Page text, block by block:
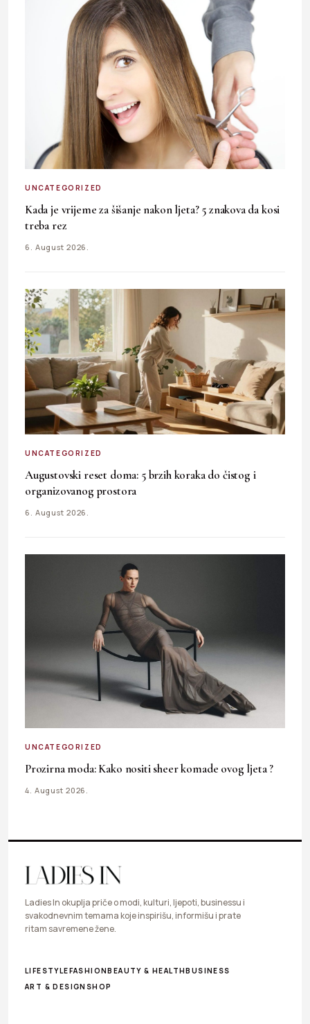
UNCATEGORIZED
Kada je vrijeme za šišanje nakon ljeta? 5 znakova da kosi
treba rez
6. August 2026.
UNCATEGORIZED
Augustovski reset doma: 5 brzih koraka do čistog i
organizovanog prostora
6. August 2026.
UNCATEGORIZED
Prozirna moda: Kako nositi sheer komade ovog ljeta ?
4. August 2026.
Ladies In okuplja priče o modi, kulturi, ljepoti, businessu i
svakodnevnim temama koje inspirišu, informišu i prate
ritam savremene žene.
LIFESTYLEFASHIONBEAUTY & HEALTHBUSINESS
ART & DESIGN SHOP